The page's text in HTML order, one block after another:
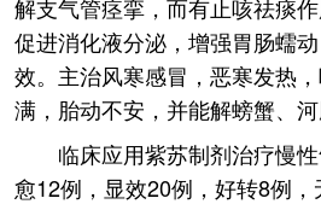
解支气管痉挛，而有止咳祛痰
促进消化液分泌，增强胃肠蠕
效。主治风寒感冒，恶寒发热
满，胎动不安，并能解螃蟹、河
临床应用紫苏制剂治疗慢
愈12例，显效20例，好转8例